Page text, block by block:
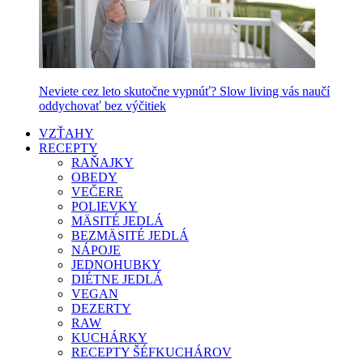
Neviete cez leto skutočne vypnúť? Slow living vás naučí
oddychovať bez výčitiek
VZŤAHY
RECEPTY
RAŇAJKY
OBEDY
VEČERE
POLIEVKY
MÄSITÉ JEDLÁ
BEZMÄSITÉ JEDLÁ
NÁPOJE
JEDNOHUBKY
DIÉTNE JEDLÁ
VEGAN
DEZERTY
RAW
KUCHÁRKY
RECEPTY ŠÉFKUCHÁROV